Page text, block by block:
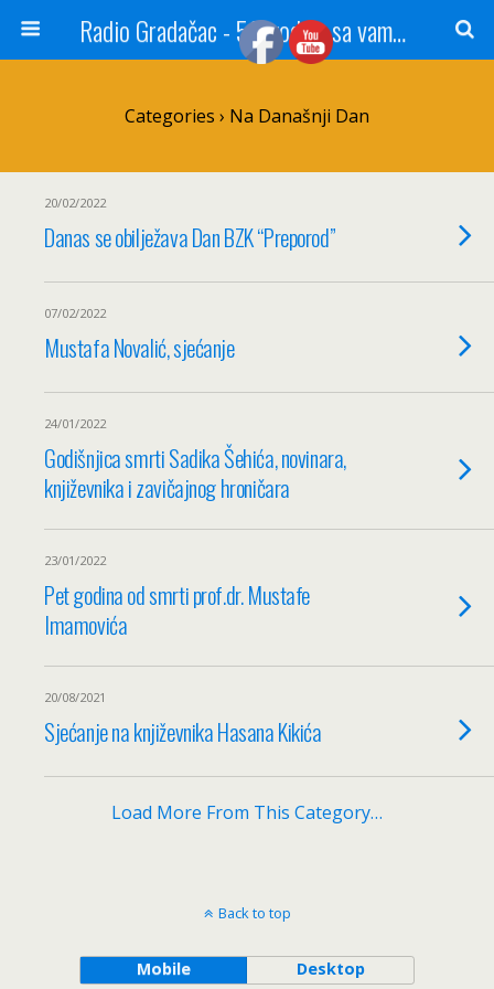
Radio Gradačac - 56 godina sa vama...
Categories › Na Današnji Dan
20/02/2022
Danas se obilježava Dan BZK “Preporod”
07/02/2022
Mustafa Novalić, sjećanje
24/01/2022
Godišnjica smrti Sadika Šehića, novinara,
književnika i zavičajnog hroničara
23/01/2022
Pet godina od smrti prof.dr. Mustafe
Imamovića
20/08/2021
Sjećanje na književnika Hasana Kikića
Load More From This Category…
Back to top
Mobile Desktop